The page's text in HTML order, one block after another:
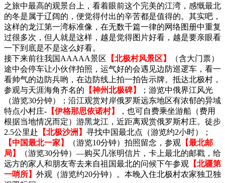
之旅中最高的观景台上，看着眼前这个完美的江湾，感慨最北
的冬是属于辽阔的，便觉得付出的辛苦都是值得的。其实吧，
这样的龙江第一湾标准像，在无数千篇一律的网络图册中重复
过很多次，但人就是这样，越是觉得图片好看，越是要亲眼看
一下到底是不是这么好看。
接下来前往我国AAAAA景区 【北极村风景区】
（含大门票）
途中会停车让小伙伴拍照，运气好的会遇见边防巡逻车，看一
看帅气的边防兵哟，在边防线上拍一拍告示牌。抵达北极村，
参观与天涯海角齐名的 【神州北极碑】
；游览中俄界江风光
（游览30分钟）；沿江观赏对岸俄罗斯远东地区有浓郁的异域
特点小村庄- 【伊格那思依诺村】
，也可自费乘坐游船（费用
根据当地情况而定）游黑龙江，近距离观赏俄罗斯村庄。徒步
2.5公里赴
【北极沙洲】 寻找中国最北点（游览约2小时）；
【中国最北一家】
（游览10分钟）拍照留念，参观 【最北邮
局】
（游览30分钟）—购买几张明信片，卡上最北的邮戳，给
远方的家人和朋友寄去来自祖国最北的问候下午参观 【北疆第
一哨所】 外观（游览约20分钟）。本晚入住北极村农家独卫独